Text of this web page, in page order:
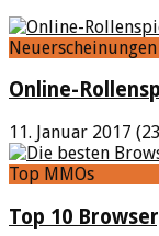
Neuerscheinungen
Online-
11. Januar 2017
Top MMOs
Top 10